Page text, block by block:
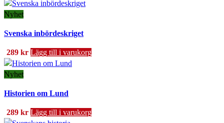
De
kan
väljas
Nyhet
Svenska inbördeskriget
289 kr Lägg till i varukorg
Nyhet
Historien om Lund
289 kr Lägg till i varukorg